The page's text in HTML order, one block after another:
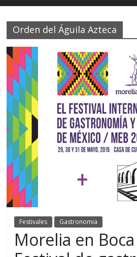
Orden del Águila Azteca
Festivales Gastronomia
Morelia en